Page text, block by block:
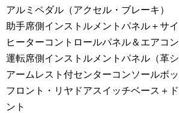
アルミペダル（アクセル・ブレーキ）
助手席側インストルメントパネル＋サ
ヒーターコントロールパネル＆エアコ
運転席側インストルメントパネル（革シ
アームレスト付センターコンソールボ
フロント・リヤドアスイッチベース＋
ント